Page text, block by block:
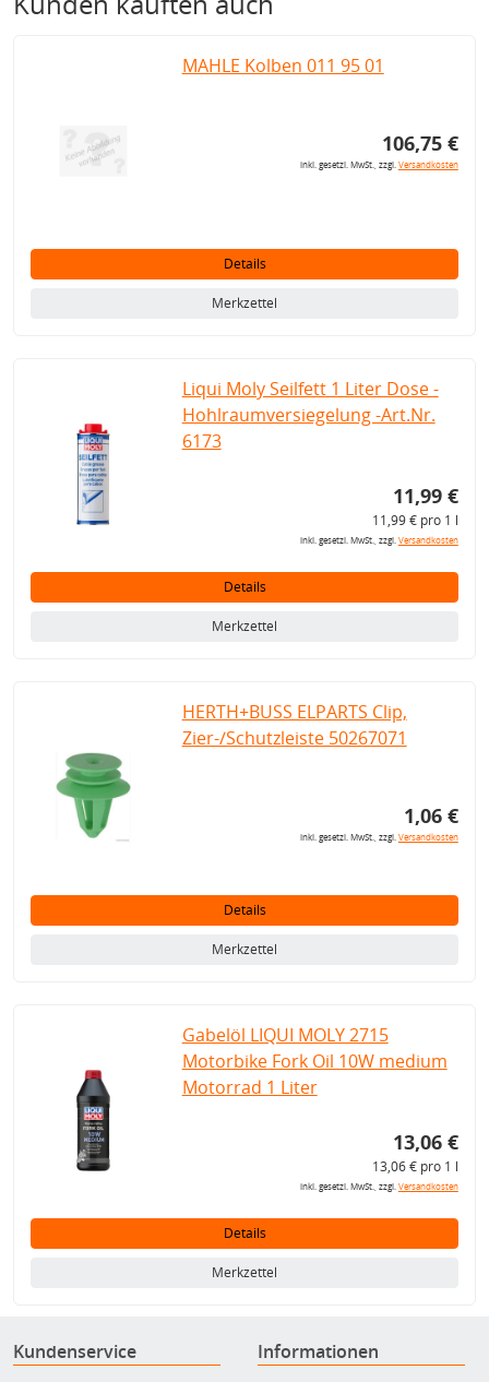
MAHLE Kolben 011 95 01
106,75 €
inkl. gesetzl. MwSt., zzgl.Versandkosten
Details
Merkzettel
Liqui Moly Seilfett 1 Liter Dose -
Hohlraumversiegelung -Art.Nr.
6173
11,99 €
11,99 € pro 1 l
inkl. gesetzl. MwSt., zzgl.Versandkosten
Details
Merkzettel
HERTH+BUSS ELPARTS Clip,
Zier-/Schutzleiste 50267071
1,06 €
inkl. gesetzl. MwSt., zzgl.Versandkosten
Details
Merkzettel
Gabelöl LIQUI MOLY 2715
Motorbike Fork Oil 10W medium
Motorrad 1 Liter
13,06 €
13,06 € pro 1 l
inkl. gesetzl. MwSt., zzgl.Versandkosten
Details
Merkzettel
Kundenservice Informationen